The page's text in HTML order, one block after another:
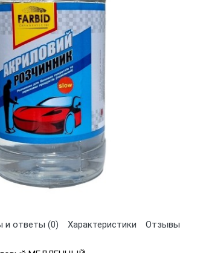
язык магазина
UA RU
и ответы (0) Характеристики Отзывы